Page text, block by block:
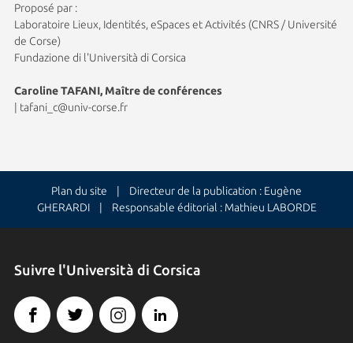
Proposé par :
Laboratoire Lieux, Identités, eSpaces et Activités (CNRS / Université
de Corse)
Fundazione di l'Università di Corsica
Caroline TAFANI, Maître de conférences
tafani_c@univ-corse.fr
Plan du site | Directeur de la publication : Eugène
GHERARDI | Responsable éditorial : Mathieu LABORDE
Suivre l'Università di Corsica